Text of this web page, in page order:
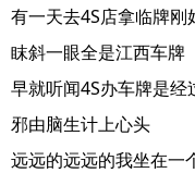
有一天去4S店拿临牌
眜斜一眼全是江西车牌
早就听闻4S办车牌是
邪由脑生计上心头
远远的远远的我坐在一